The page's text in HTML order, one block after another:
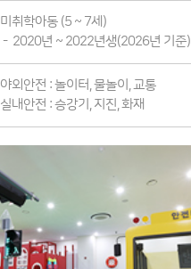
미취학아동 (5 ~ 7세)
- 2020년 ~ 2022년생(2026년 기준)
야외안전 : 놀이터, 물놀이, 교통
실내안전 : 승강기, 지진, 화재